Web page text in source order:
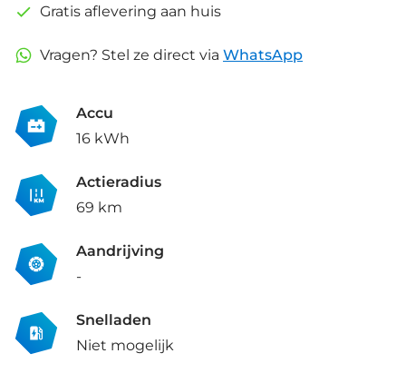
Gratis aflevering aan huis
Vragen? Stel ze direct via WhatsApp
Accu
16 kWh
Actieradius
69 km
Aandrijving
-
Snelladen
Niet mogelijk